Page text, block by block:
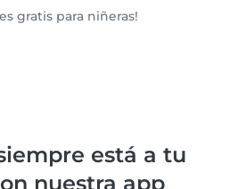
gratis para niñeras!
está a tu
nuestra app